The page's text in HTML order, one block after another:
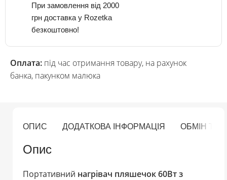
При замовлення від 2000
грн доставка у Rozetka
безкоштовно!
Оплата: під час отримання товару, на рахунок
банка, пакунком малюка
ОПИС ДОДАТКОВА ІНФОРМАЦІЯ ОБМІН ТА
Опис
Портативний нагрівач пляшечок 60Вт з